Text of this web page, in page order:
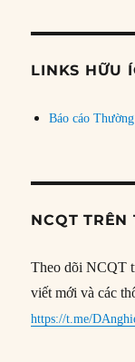
đề
LINKS HỮU
Báo cáo
NCQT TRÊN
Theo dõi NCQT
viết mới và các
https://t.me/